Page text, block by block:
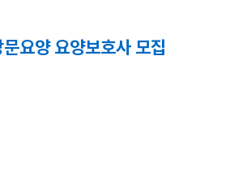
요양 요양보호사 모집